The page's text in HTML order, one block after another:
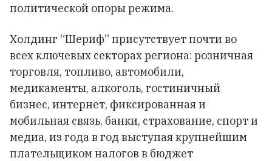
политической опоры режима.
Холдинг “Шериф” присутствует почти во
всех ключевых секторах региона: розничная
торговля, топливо, автомобили,
медикаменты, алкоголь, гостиничный
бизнес, интернет, фиксированная и
мобильная связь, банки, страхование, спорт и
медиа, из года в год выступая крупнейшим
плательщиком налогов в бюджет